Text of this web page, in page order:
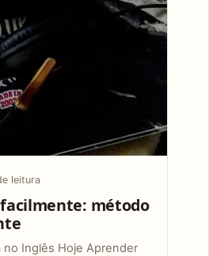
leitura
método
no Inglês Hoje Aprender